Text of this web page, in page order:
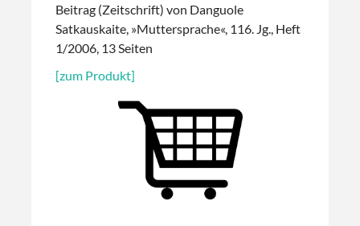
Beitrag (Zeitschrift) von Danguole
Satkauskaite, »Muttersprache«, 116. Jg., Heft
1/2006, 13 Seiten
[zum Produkt]